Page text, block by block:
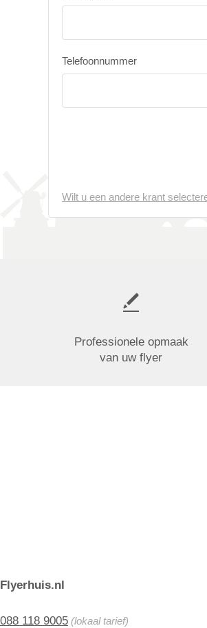
Telefoonnummer
Wilt u een andere krant
Professionele opmaak
van uw flyer
Flyerhuis.nl
088 118 9005 (lokaal tarief)